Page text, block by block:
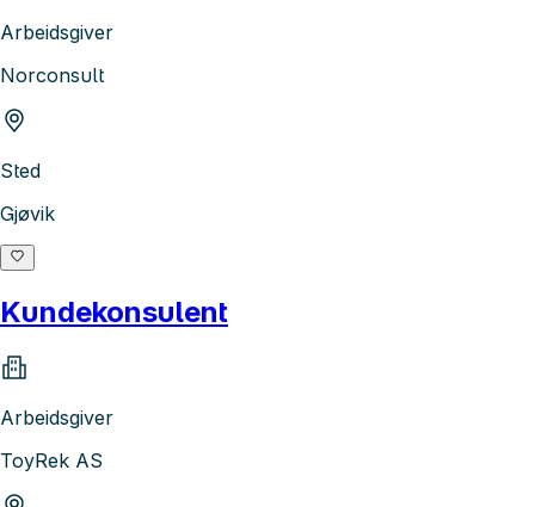
Arbeidsgiver
Norconsult
Sted
Gjøvik
Kundekonsulent
Arbeidsgiver
ToyRek AS